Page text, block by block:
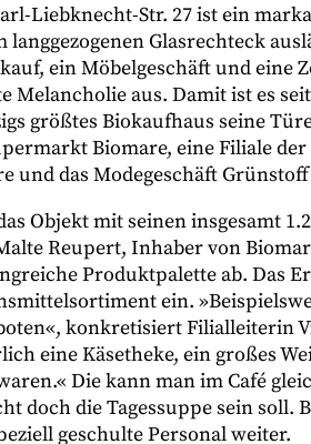
Liebknecht-Str. 27 ist ein
langgezogenen Glasrechteck
ein Möbelgeschäft und eine
Melancholie aus. Damit ist es
größtes Biokaufhaus seine
Biomare, eine Filiale
und das Modegeschäft
Objekt mit seinen insgesamt
Reupert, Inhaber von
Produktpalette ab. Das
ein.
konkretisiert Filialleiterin
eine Käsetheke, ein großes
Die kann man im Café
doch die Tagessuppe sein
geschulte Personal weiter.